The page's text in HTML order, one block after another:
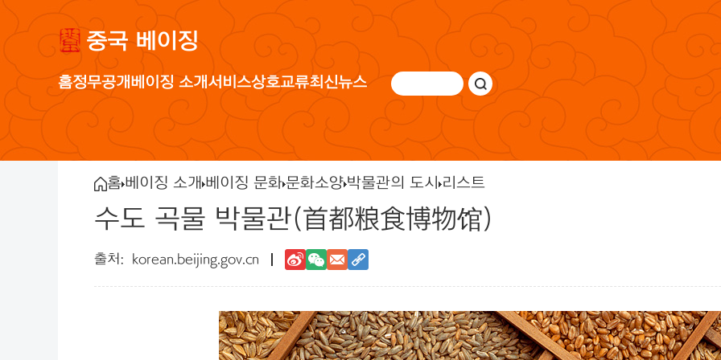
중국 베이징
홈정무공개베이징 소개서비스상호교류최신뉴스
홈 베이징 소개 베이징 문화문화소양 박물관의 도시 리스트
수도 곡물 박물관(首都粮食博物馆)
korean.beijing.gov.cn